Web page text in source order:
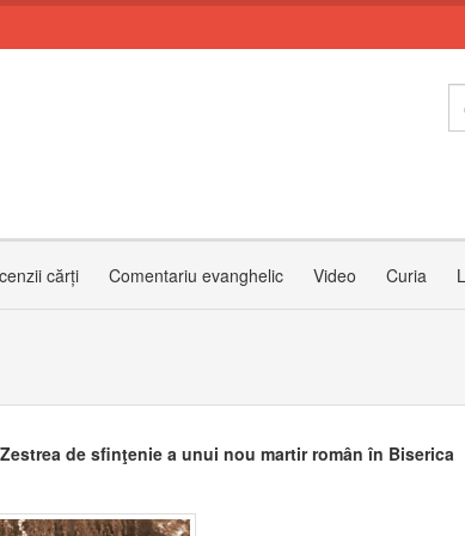
cărți Comentariu evanghelic Video Curia
de sfinţenie a unui nou martir român în Biserica